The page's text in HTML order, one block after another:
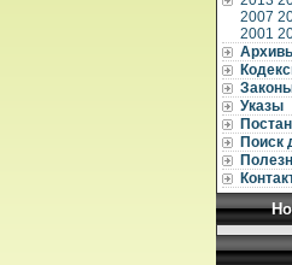
2007
2001
Указы
Поиск